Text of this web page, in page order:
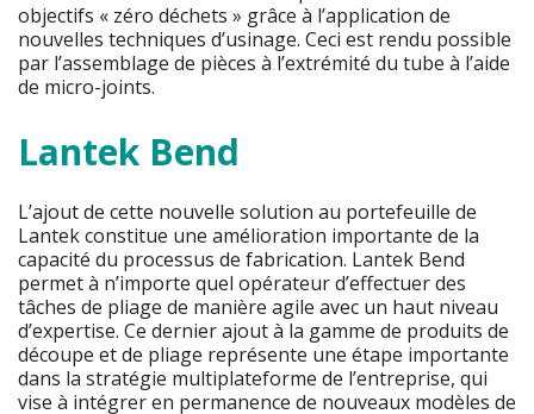
objectifs « zéro déchets » grâce à l’application de
nouvelles techniques d’usinage. Ceci est rendu possible
par l’assemblage de pièces à l’extrémité du tube à l’aide
de micro-joints.
Lantek Bend
L’ajout de cette nouvelle solution au portefeuille de
Lantek constitue une amélioration importante de la
capacité du processus de fabrication. Lantek Bend
permet à n’importe quel opérateur d’effectuer des
tâches de pliage de manière agile avec un haut niveau
d’expertise. Ce dernier ajout à la gamme de produits de
découpe et de pliage représente une étape importante
dans la stratégie multiplateforme de l’entreprise, qui
vise à intégrer en permanence de nouveaux modèles de